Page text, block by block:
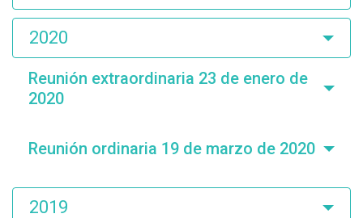
2020
Reunión extraordinaria 23 de enero de
2020
Reunión ordinaria 19 de marzo de 2020
2019